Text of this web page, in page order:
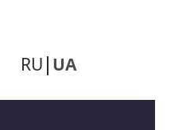
RU UA